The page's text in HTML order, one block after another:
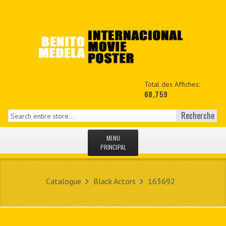
Total des Affiches:
68,759
Recherche
MENU
PRINCIPAL
MON COPTE
Catalogue Black Actors 163692